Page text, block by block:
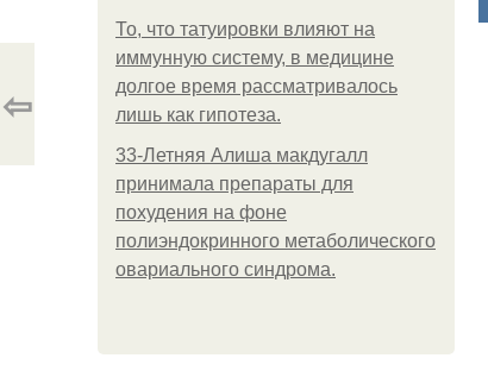
То, что татуировки влияют на
иммунную систему, в медицине
долгое время рассматривалось
лишь как гипотеза.
33-Летняя Алиша макдугалл
принимала препараты для
похудения на фоне
полиэндокринного метаболического
овариального синдрома.
⇦